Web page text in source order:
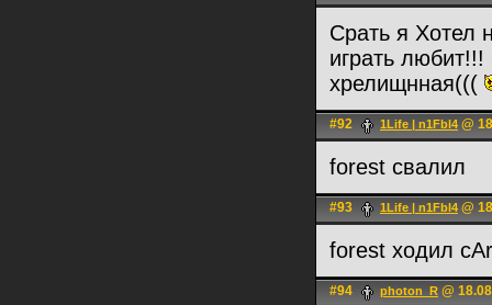
Срать я Хотел
играть
хрелищнная(((
#92 1Life | n1Fbl4 @
forest свалил
#93 1Life | n1Fbl4 @
forest ходил
#94 photon_R @